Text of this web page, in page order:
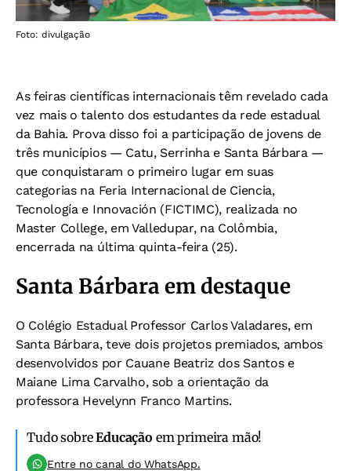
Foto: divulgação
As feiras científicas internacionais têm revelado cada
vez mais o talento dos estudantes da rede estadual
da Bahia. Prova disso foi a participação de jovens de
três municípios — Catu, Serrinha e Santa Bárbara —
que conquistaram o primeiro lugar em suas
categorias na Feria Internacional de Ciencia,
Tecnología e Innovación (FICTIMC), realizada no
Master College, em Valledupar, na Colômbia,
encerrada na última quinta-feira (25).
Santa Bárbara em destaque
O Colégio Estadual Professor Carlos Valadares, em
Santa Bárbara, teve dois projetos premiados, ambos
desenvolvidos por Cauane Beatriz dos Santos e
Maiane Lima Carvalho, sob a orientação da
professora Hevelynn Franco Martins.
Tudo sobreEducação em primeira mão!
Entre no canal do WhatsApp.